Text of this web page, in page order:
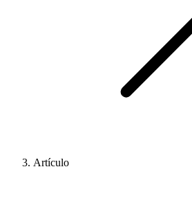
Artículo